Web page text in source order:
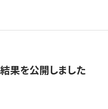
果を公開しました